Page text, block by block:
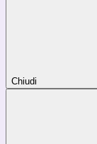
Chiudi